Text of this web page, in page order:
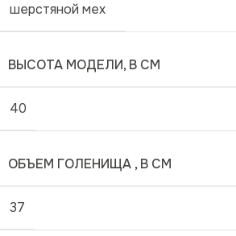
шерстяной мех
ВЫСОТА МОДЕЛИ, В СМ
40
ОБЪЕМ ГОЛЕНИЩА , В СМ
37